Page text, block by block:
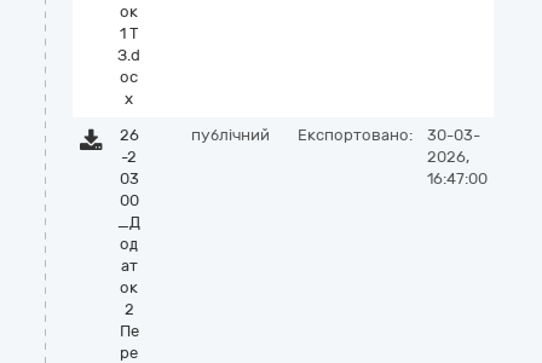
ок
1 Т
З.d
oc
x
26
-2
03
00
_Д
од
ат
ок
2
Пе
ре
публічний Експортовано:
30-03-
2026,
16:47:00